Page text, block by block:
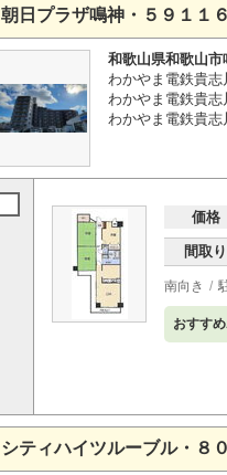
朝日プラザ鳴神・５９１１６
和歌山県和歌山市
わかやま電鉄貴
わかやま電鉄貴
わかやま電鉄貴
価格
間取り
南向き
おすす
シティハイツルーブル・８